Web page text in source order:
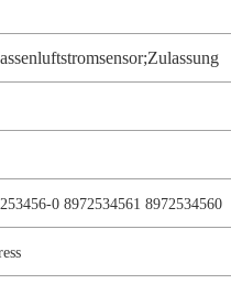
Zulassung
0 8972534561 8972534560